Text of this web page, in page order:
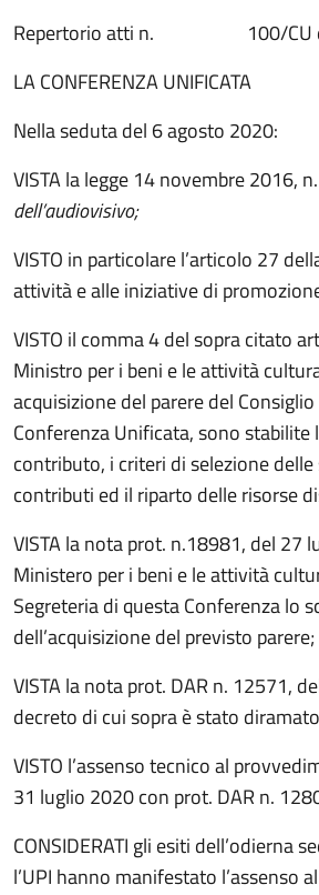
Repertorio atti n. 100/CU
LA CONFERENZA UNIFICATA
Nella seduta del 6 agosto 2020:
VISTA la legge 14 novembre 2016,
dell’audiovisivo;
VISTO in particolare l’articolo 27
attività e alle iniziative di
VISTO il comma 4 del sopra citato
Ministro per i beni e le attività
acquisizione del parere del
Conferenza Unificata, sono
contributo, i criteri di selezione
contributi ed il riparto delle risorse
VISTA la nota prot. n.18981, del 27
Ministero per i beni e le attività
Segreteria di questa Conferenza lo
dell’acquisizione del previsto parere;
VISTA la nota prot. DAR n. 12571,
decreto di cui sopra è stato
VISTO l’assenso tecnico al
31 luglio 2020 con prot. DAR n.
CONSIDERATI gli esiti dell’odierna
l’UPI hanno manifestato l’assenso